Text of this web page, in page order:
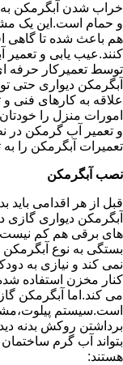
خراب شدن آبگرمکن
و حمام است.این یک
هم باعث شده تا گاهی
کنند.عیب یابی و
توسط تعمیرکار حرفه
آبگرمکن دیواری حتی
علاقه به کارهای فنی و
امورات منزل را
و تعمیر آب گرمکن در
تعمیرات آبگرمکن را به
نصب آبگرمکن
قبل از هر اقدامی باید
آبگرمکن دیواری
های برقی هم کم
بستگی به نوع آبگرمکن
نمی کند و نیازی به
کنار مخزن استفاده
می کند.اما آبگرمکن
است.سیستم
برداشتن روکش بدنه
بتواند آب گرم ساختمان
هستند: